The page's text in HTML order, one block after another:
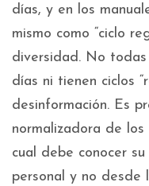
días, y en los
mismo como “ciclo
diversidad. No todas
días ni tienen ciclos
desinformación. Es
normalizadora de
cual debe conocer
personal y no desde